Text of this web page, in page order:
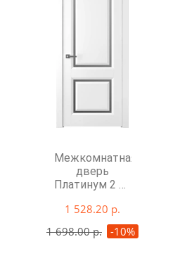
Межкомнатная
дверь
Платинум 2 со
1 528.20 р.
1 698.00 р. -10%